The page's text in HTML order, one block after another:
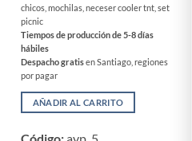
chicos, mochilas, neceser cooler tnt, set
picnic
Tiempos de producción de 5-8 días
hábiles
Despacho gratisen Santiago, regiones
por pagar
AÑADIR AL CARRITO